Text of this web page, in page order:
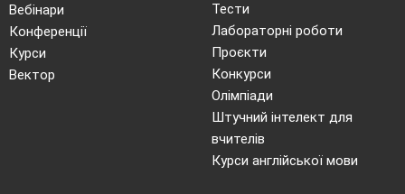
Вебінари
Конференції
Курси
Вектор
Тести
Лабораторні роботи
Проєкти
Конкурси
Олімпіади
Штучний інтелект для
вчителів
Курси англійської мови